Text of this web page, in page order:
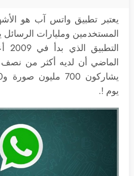
يعتبر تطبيق واتس آب هو
المستخدمين ومليارات الرسائل
الماضي أن لديه أكثر من
يوم !.